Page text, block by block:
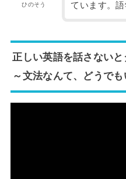
ひのそう
ています。
正しい英語を話さないと
～文法なんて、どうでも